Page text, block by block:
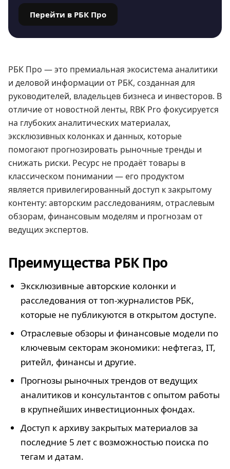
Перейти в РБК Про
РБК Про — это премиальная экосистема аналитики
и деловой информации от РБК, созданная для
руководителей, владельцев бизнеса и инвесторов. В
отличие от новостной ленты, RBK Pro фокусируется
на глубоких аналитических материалах,
эксклюзивных колонках и данных, которые
помогают прогнозировать рыночные тренды и
снижать риски. Ресурс не продаёт товары в
классическом понимании — его продуктом
является привилегированный доступ к закрытому
контенту: авторским расследованиям, отраслевым
обзорам, финансовым моделям и прогнозам от
ведущих экспертов.
Преимущества РБК Про
Эксклюзивные авторские колонки и
расследования от топ-журналистов РБК,
которые не публикуются в открытом доступе.
Отраслевые обзоры и финансовые модели по
ключевым секторам экономики: нефтегаз, IT,
ритейл, финансы и другие.
Прогнозы рыночных трендов от ведущих
аналитиков и консультантов с опытом работы
в крупнейших инвестиционных фондах.
Доступ к архиву закрытых материалов за
последние 5 лет с возможностью поиска по
тегам и датам.